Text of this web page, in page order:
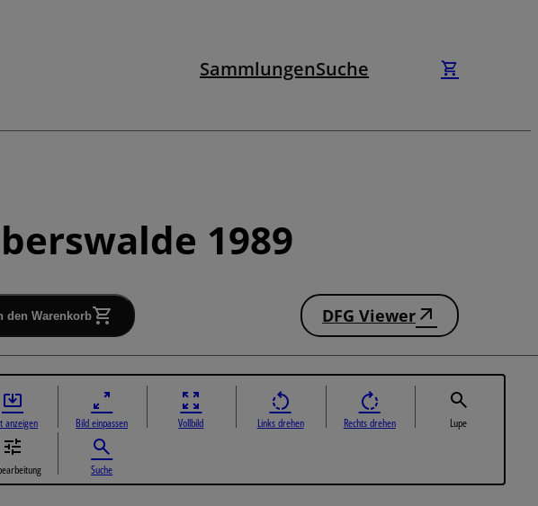
SammlungenSuche
1989
den Warenkorb DFG Viewer
anzeigen Bild einpassen Vollbild Links drehen Rechts drehen Lupe
Suche